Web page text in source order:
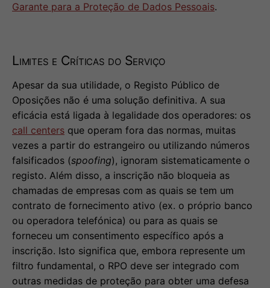
Garante para a Proteção de Dados Pessoais.
Limites e Críticas do Serviço
Apesar da sua utilidade, o Registo Público de
Oposições não é uma solução definitiva. A sua
eficácia está ligada à legalidade dos operadores: os
call centers que operam fora das normas, muitas
vezes a partir do estrangeiro ou utilizando números
falsificados (spoofing), ignoram sistematicamente o
registo. Além disso, a inscrição não bloqueia as
chamadas de empresas com as quais se tem um
contrato de fornecimento ativo (ex. o próprio banco
ou operadora telefónica) ou para as quais se
forneceu um consentimento específico após a
inscrição. Isto significa que, embora represente um
filtro fundamental, o RPO deve ser integrado com
outras medidas de proteção para obter uma defesa